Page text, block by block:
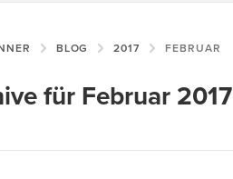
BLOG 2017 FEBRUAR
für Februar 2017